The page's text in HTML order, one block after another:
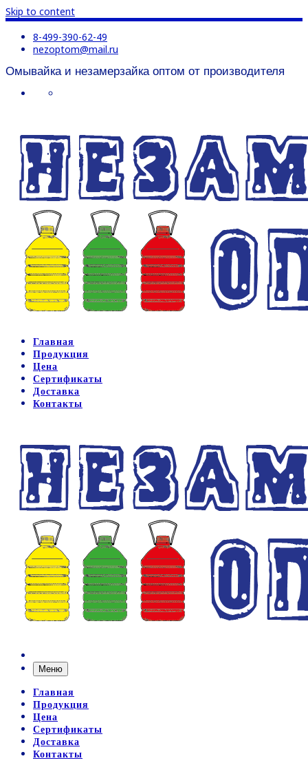
Skip to content
8-499-390-62-49
nezoptom@mail.ru
Омывайка и незамерзайка оптом от производителя
Главная
Продукция
Цена
Сертификаты
Доставка
Контакты
Меню
Главная
Продукция
Цена
Сертификаты
Доставка
Контакты